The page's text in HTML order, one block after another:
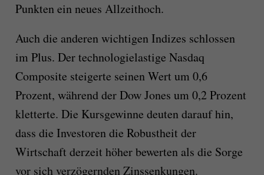
Punkten ein neues Allzeithoch.
Auch die anderen wichtigen Indizes schlossen
im Plus. Der technologielastige Nasdaq
Composite steigerte seinen Wert um 0,6
Prozent, während der Dow Jones um 0,2 Prozent
kletterte. Die Kursgewinne deuten darauf hin,
dass die Investoren die Robustheit der
Wirtschaft derzeit höher bewerten als die Sorge
vor sich verzögernden Zinssenkungen.